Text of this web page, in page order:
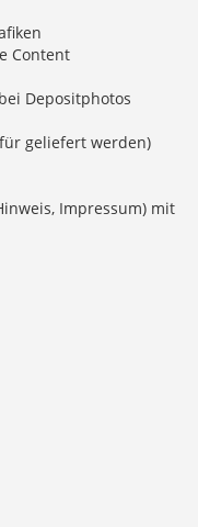
Content
Depositphotos
geliefert werden)
Impressum) mit